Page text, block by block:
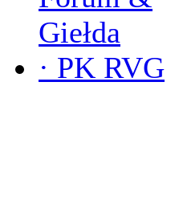
Giełda
· PK RVG